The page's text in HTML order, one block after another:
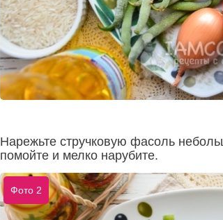
Нарежьте стручковую фасоль
помойте и мелко нарубите.
Фото 2